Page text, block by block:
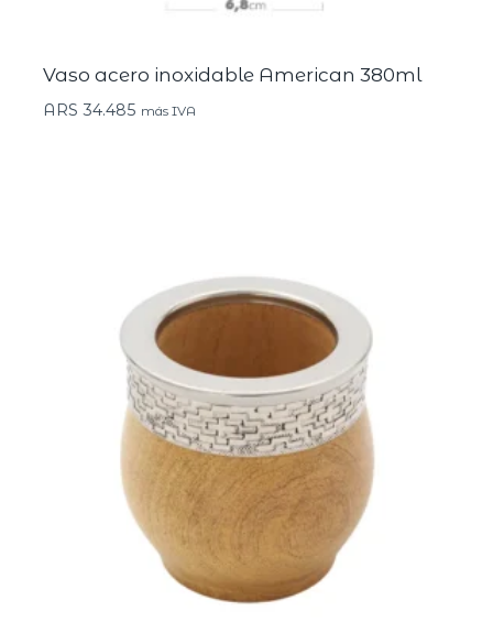
Vaso acero inoxidable American 380ml
ARS 34.485 más IVA